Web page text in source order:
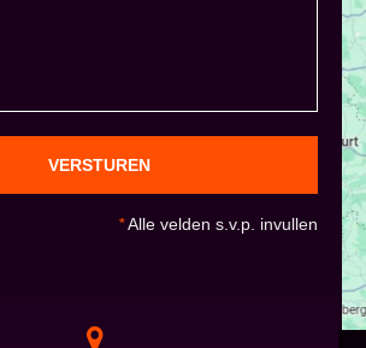
VERSTUREN
*Alle velden s.v.p. invullen